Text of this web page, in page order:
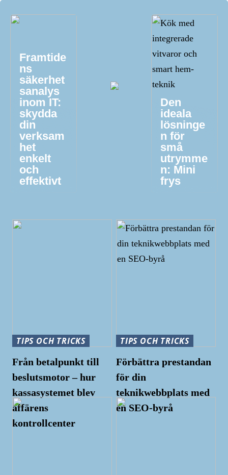
Framtide
ns
säkerhet
sanalys
inom IT:
skydda
din
verksam
het
enkelt
och
effektivt
Den
ideala
lösninge
n för
små
utrymme
n: Mini
frys
TIPS OCH TRICKS
Från betalpunkt till
beslutsmotor – hur
kassasystemet blev
affärens
kontrollcenter
TIPS OCH TRICKS
Förbättra prestandan
för din
teknikwebbplats med
en SEO-byrå